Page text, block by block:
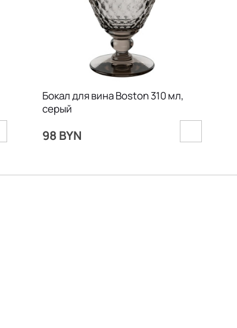
Бокал для вина Boston 310 мл,
серый
98 BYN